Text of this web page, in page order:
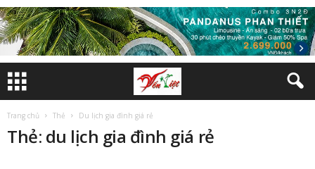
Trang chủ Thẻ Du lịch gia đình giá rẻ
Thẻ: du lịch gia đình giá rẻ